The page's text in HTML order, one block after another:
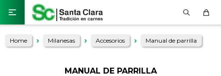

Home Milanesas Accesorios Manual de parrilla
MANUAL DE PARRILLA